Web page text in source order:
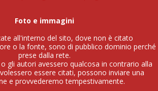
Foto e immagini
all'interno del sito, dove non è citato
o la fonte, sono di pubblico dominio perché
prese dalla rete.
gli autori avessero qualcosa in contrario alla
essere citati, possono inviare una
e provvederemo tempestivamente.